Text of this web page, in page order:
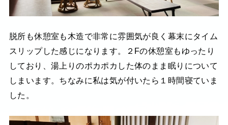
脱所も休憩室も木造で非常に雰囲気が良く幕末にタイム
スリップした感じになります。２Fの休憩室もゆったり
しており、湯上りのポカポカした体のまま眠りについて
しまいます。ちなみに私は気が付いたら１時間寝ていま
した。